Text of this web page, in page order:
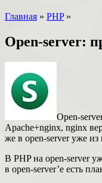
Главная » PHP»
Open-server:
Open-
Apache+nginx, nginx
же в open-server уже из
В PHP на open-server
в open-server’е есть